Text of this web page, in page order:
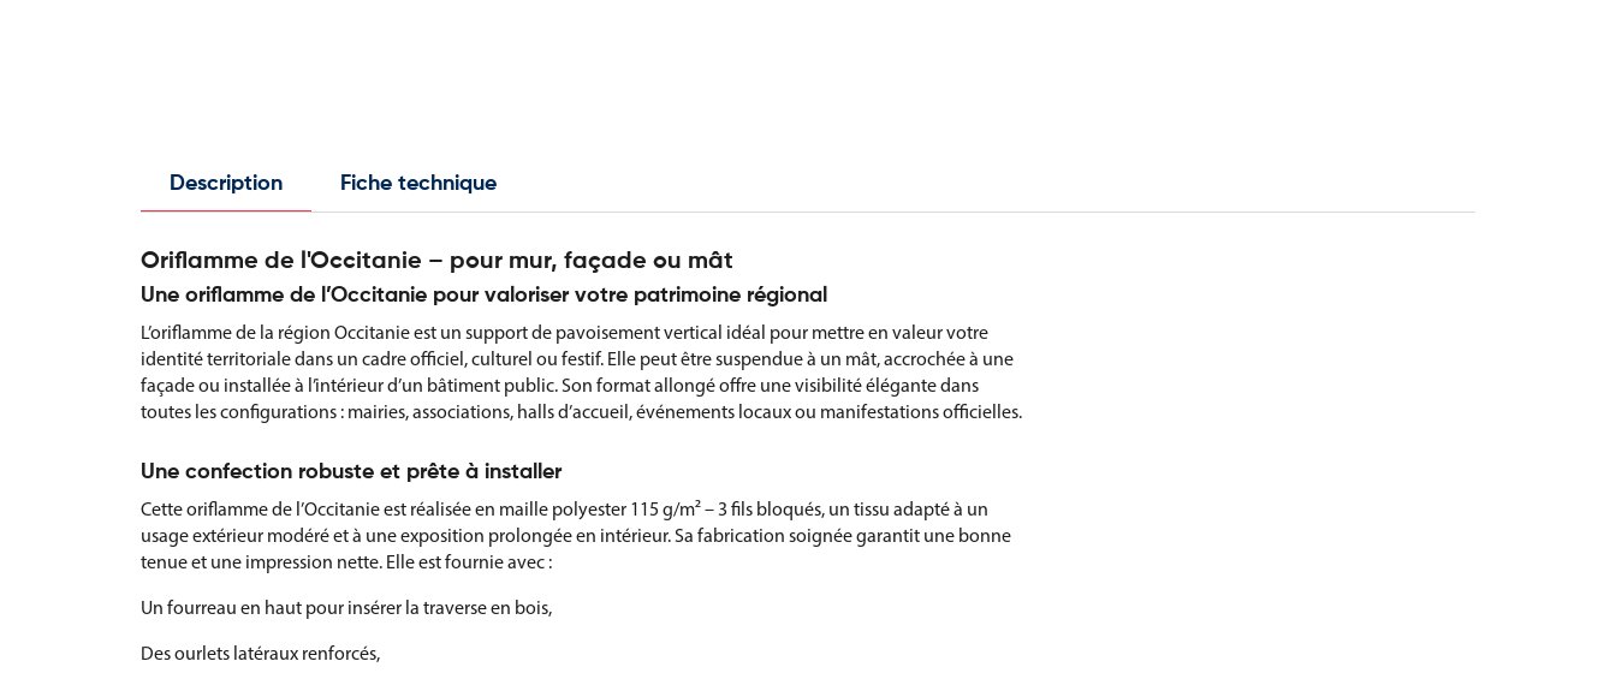
Description Fiche technique
Oriflamme de l'Occitanie – pour mur, façade ou mât
Une oriflamme de l’Occitanie pour valoriser votre patrimoine régional
L’oriflamme de la région Occitanie est un support de pavoisement vertical idéal pour mettre en valeur votre
identité territoriale dans un cadre officiel, culturel ou festif. Elle peut être suspendue à un mât, accrochée à une
façade ou installée à l’intérieur d’un bâtiment public. Son format allongé offre une visibilité élégante dans
toutes les configurations : mairies, associations, halls d’accueil, événements locaux ou manifestations officielles.
Une confection robuste et prête à installer
Cette oriflamme de l’Occitanie est réalisée en maille polyester 115 g/m² – 3 fils bloqués, un tissu adapté à un
usage extérieur modéré et à une exposition prolongée en intérieur. Sa fabrication soignée garantit une bonne
tenue et une impression nette. Elle est fournie avec :
Un fourreau en haut pour insérer la traverse en bois,
Des ourlets latéraux renforcés,